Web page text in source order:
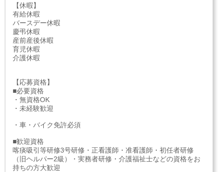
【休暇】
有給休暇
バースデー休暇
慶弔休暇
産前産後休暇
育児休暇
介護休暇
【応募資格】
■必要資格
・無資格OK
・未経験歓迎
・車・バイク免許必須
■歓迎資格
喀痰吸引等研修3号研修・正看護師・准看護師・初任者研修
（旧ヘルパー2級）・実務者研修・介護福祉士などの資格をお
持ちの方大歓迎